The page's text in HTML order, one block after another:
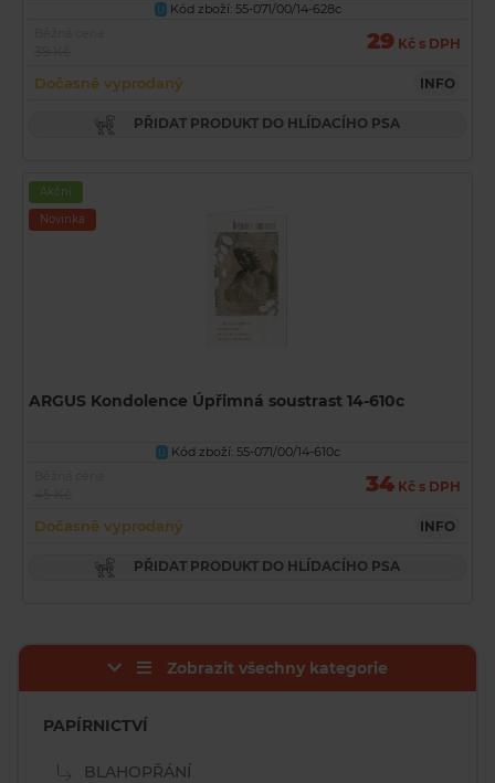
U Kód zboží: 55-071/00/14-628c
29 Kč s DPH
Dočasně vyprodaný INFO
PŘIDAT PRODUKT DO HLÍDACÍHO PSA
Akční
Novinka
ARGUS Kondolence Úpřimná soustrast 14-610c
U Kód zboží: 55-071/00/14-610c
34 Kč s DPH
Dočasně vyprodaný INFO
PŘIDAT PRODUKT DO HLÍDACÍHO PSA
Zobrazit všechny kategorie
PAPÍRNICTVÍ
BLAHOPŘÁNÍ